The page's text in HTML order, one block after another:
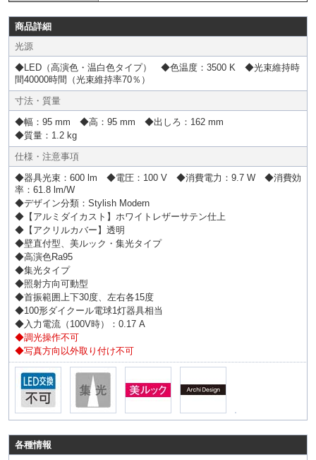
商品詳細
光源
◆LED（高演色・温白色タイプ） ◆色温度：3500 K ◆光束維持時
間40000時間（光束維持率70％）
寸法・質量
◆幅：95 mm ◆高：95 mm ◆出しろ：162 mm
◆質量：1.2 kg
仕様・注意事項
◆器具光束：600 lm ◆電圧：100 V ◆消費電力：9.7 W ◆消費効
率：61.8 lm/W
◆デザイン分類：Stylish Modern
◆【アルミダイカスト】ホワイトレザーサテン仕上
◆【アクリルカバー】透明
◆壁直付型、美ルック・集光タイプ
◆高演色Ra95
◆集光タイプ
◆照射方向可動型
◆首振範囲上下30度、左右各15度
◆100形ダイクール電球1灯器具相当
◆入力電流（100V時）：0.17 A
◆調光操作不可
◆写真方向以外取り付け不可
各種情報